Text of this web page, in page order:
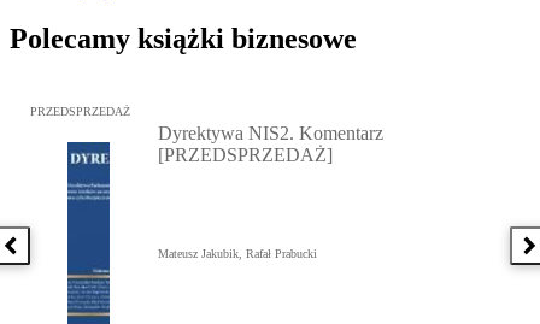
Polecamy książki biznesowe
Poprzednia książka
Przejdź do: Dyrektywa NIS2. Komentarz [PRZEDSPRZEDAŻ],
PRZEDSPRZEDAŻ
Dyrektywa NIS2. Komentarz
[PRZEDSPRZEDAŻ]
Mateusz Jakubik, Rafał Prabucki